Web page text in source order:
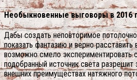
Необыкновенные выговоры в 2016
Дабы создать неповторимое
показать фантазию и верно
возможно смело
подобранный источник света разрешит
внешних преимуществах натяжного